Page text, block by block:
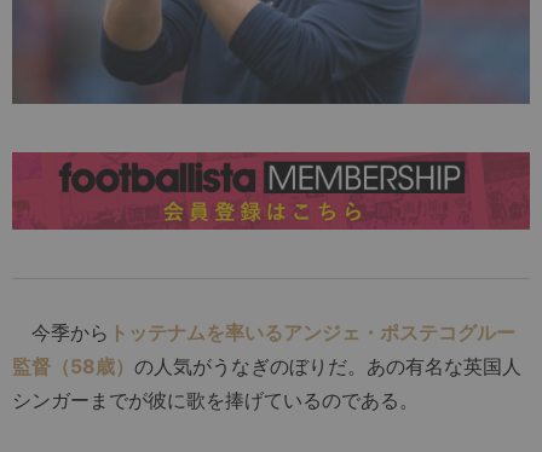
今季から トッテナムを率いるアンジェ・ポステコグルー
監督（58歳） の人気がうなぎのぼりだ。あの有名な英国人
シンガーまでが彼に歌を捧げているのである。